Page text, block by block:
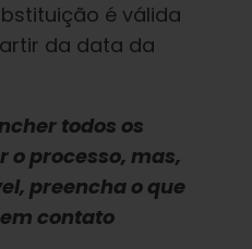
caribenha
é válida
da data da
todos os
o processo, mas,
preencha o que
contato